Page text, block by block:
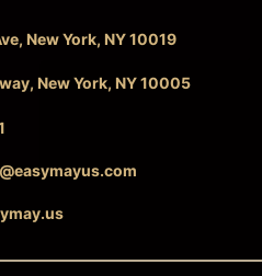
New York, NY 10019
New York, NY 10005